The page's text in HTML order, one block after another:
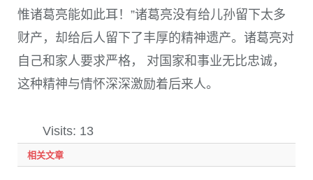
惟诸葛亮能如此耳！”诸葛亮没有给儿孙留下太多
财产，却给后人留下了丰厚的精神遗产。诸葛亮对
自己和家人要求严格， 对国家和事业无比忠诚，
这种精神与情怀深深激励着后来人。
Visits: 13
相关文章